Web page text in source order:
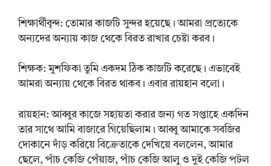
শিক্ষার্থীবৃন্দ: তোমার কাজটি সুন্দর হয়েছে। আমরা প্রত্যেকে
অন্যদের অন্যায় কাজ থেকে বিরত রাখার চেষ্টা করব।
শিক্ষক: মুশফিকা তুমি একদম ঠিক কাজটি করেছে। এভাবেই
আমরা অন্যায় থেকে বিরত থাকব। এবার রায়হান বলো।
রায়হান: আব্বুর কাজে সহায়তা করার জন্য গত সপ্তাহে একদিন
তার সাথে আমি বাজারে গিয়েছিলাম। আব্বু আমাকে সবজির
দোকানে দাঁড় করিয়ে বিক্রেতাকে দেখিয়ে বললেন, আমার
ছেলে, পাঁচ কেজি পেঁয়াজ, পাঁচ কেজি আলু ও দুই কেজি পটল